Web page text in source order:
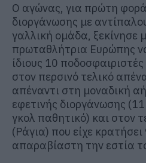
Ο αγώνας, για πρώτη
διοργάνωσης με
γαλλική ομάδα, ξεκίνησε
πρωταθλήτρια Ευρώπης
ίδιους 10
στον περσινό τελικό
απέναντι στη μοναδική
εφετινής διοργάνωσης
γκολ παθητικό) και στον
(Ράγια) που είχε
απαραβίαστη την εστία